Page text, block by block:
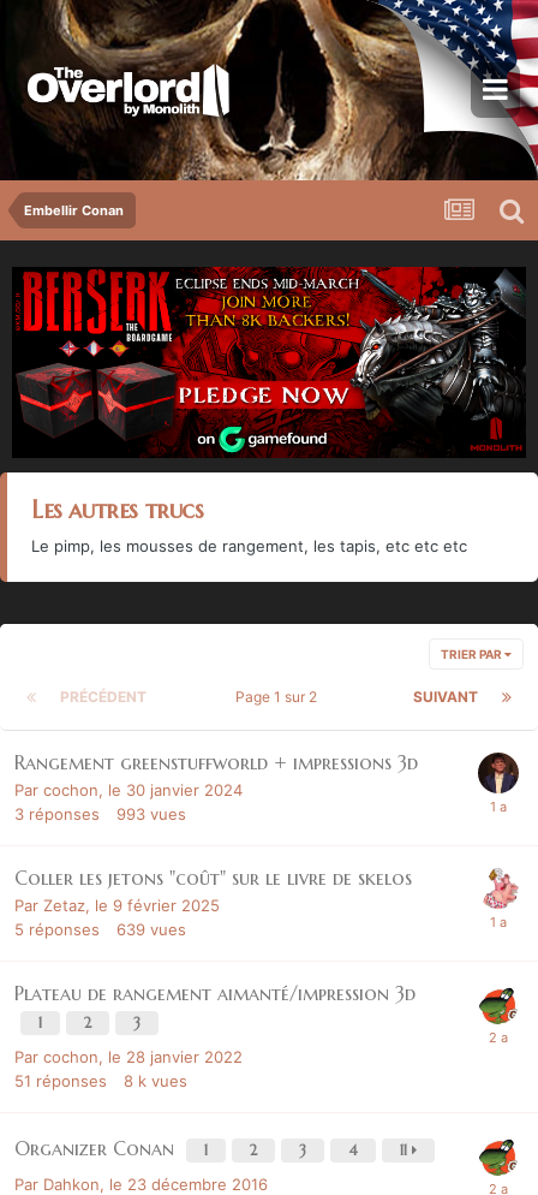
Embellir Conan
Les autres trucs
Le pimp, les mousses de rangement, les tapis, etc etc etc
TRIER PAR
PRÉCÉDENT SUIVANT
Page 1 sur 2
Rangement greenstuffworld + impressions 3d
Par cochon, le 30 janvier 2024
3 réponses 993 vues
Coller les jetons "coût" sur le livre de skelos
Par Zetaz, le 9 février 2025
5 réponses 639 vues
Plateau de rangement aimanté/impression 3d
1 2 3
Par cochon, le 28 janvier 2022
51 réponses 8 k vues
Organizer Conan 1 2 3 4 11
Par Dahkon, le 23 décembre 2016